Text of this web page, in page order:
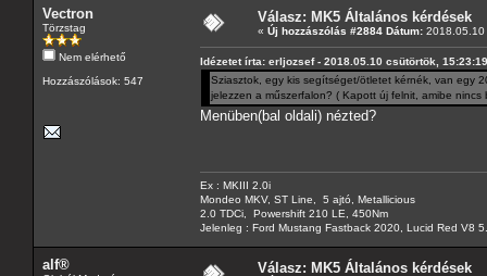
Vectron
Törzstag
Nem elérhető
Hozzászólások: 547
Válasz: MK5 Általános kérdések
« Új hozzászólás #2884 Dátum: 2018.05.10
Idézetet írta: erljozsef - 2018.05.10 csütörtök, 15:23:19
Sziasztok, egy kis segítséget/ötletet kérnék, van egy
jelezzen a műszerfalon? ( Kapott új felnit, amibe
Menüben(bal oldali) nézted?
Ex : MKIII 2.0i
Mondeo MKV, ST Line, 5 ajtó, Metallicious
2.0 TDCi, Powershift 210 LE, 450Nm
Jelenleg : Ford Mustang Fastback 2020, Lucid Red V8
alf® Válasz: MK5 Általános kérdések